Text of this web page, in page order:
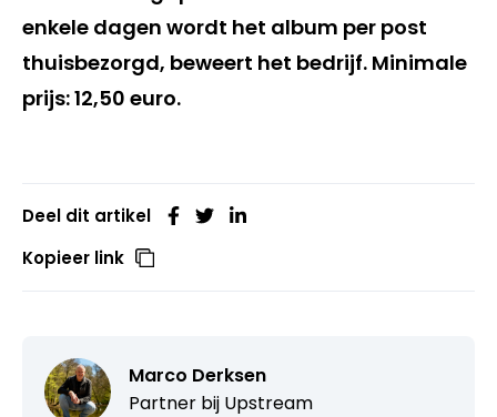
enkele dagen wordt het album per post
thuisbezorgd, beweert het bedrijf. Minimale
prijs: 12,50 euro.
Deel dit artikel
Kopieer link
Marco Derksen
Partner bij Upstream